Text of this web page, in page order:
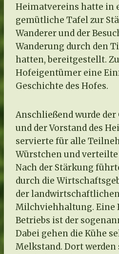
Heimatvereins hatte in
gemütliche Tafel zur
Wanderer und der
Wanderung durch den
hatten, bereitgestellt.
Hofeigentümer eine
Geschichte des Hofes.
Anschließend wurde
und der Vorstand des
servierte für alle
Würstchen und
Nach der Stärkung
durch die
der
Milchviehhaltung. Eine
Betriebs ist der
Dabei gehen die Kühe
Melkstand. Dort